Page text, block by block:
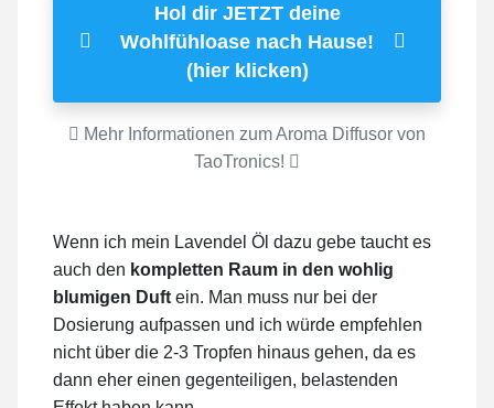
Hol dir JETZT deine
Wohlfühloase nach Hause!
(hier klicken)
Mehr Informationen zum Aroma Diffusor von
TaoTronics!
Wenn ich mein Lavendel Öl dazu gebe taucht es
auch den kompletten Raum in den wohlig
blumigen Duft ein. Man muss nur bei der
Dosierung aufpassen und ich würde empfehlen
nicht über die 2-3 Tropfen hinaus gehen, da es
dann eher einen gegenteiligen, belastenden